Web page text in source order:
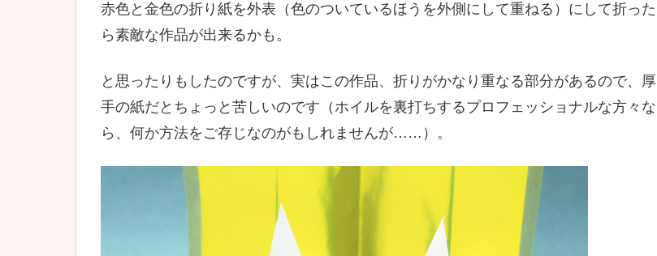
赤色と金色の折り紙を外表（色のついているほうを外側にして重ねる）にして折った
ら素敵な作品が出来るかも。
と思ったりもしたのですが、実はこの作品、折りがかなり重なる部分があるので、厚
手の紙だとちょっと苦しいのです（ホイルを裏打ちするプロフェッショナルな方々な
ら、何か方法をご存じなのがもしれませんが……）。